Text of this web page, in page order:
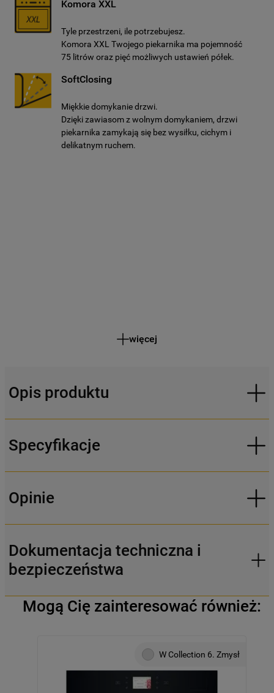
Komora XXL
Tyle przestrzeni, ile potrzebujesz.
Komora XXL Twojego piekarnika ma pojemność
75 litrów oraz pięć możliwych ustawień półek.
SoftClosing
Miękkie domykanie drzwi.
Dzięki zawiasom z wolnym domykaniem, drzwi
piekarnika zamykają się bez wysiłku, cichym i
delikatnym ruchem.
więcej
Opis produktu
Specyfikacje
Opinie
Dokumentacja techniczna i
bezpieczeństwa
Mogą Cię zainteresować również:
W Collection 6. Zmysł